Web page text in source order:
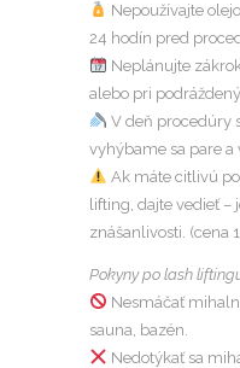
Nepoužívajte
24 hodín pred
Neplánujte
alebo pri
V deň procedúry
vyhýbame sa pare a
Ak máte citlivú
lifting, dajte vedieť –
znášanlivosti. (cena
Pokyny po lash
Nesmáčať
sauna, bazén.
Nedotýkať sa